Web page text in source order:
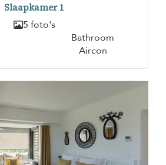
Slaapkamer 1
5 foto's
Bathroom
Aircon